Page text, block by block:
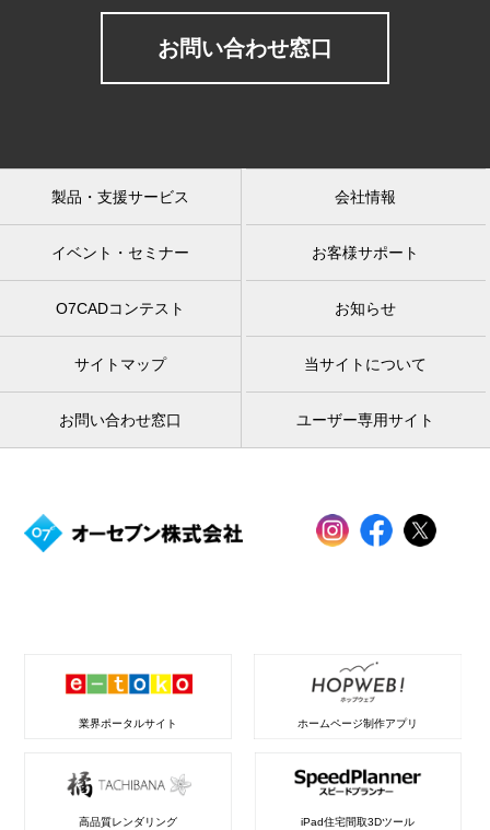
お問い合わせ窓口
製品・支援サービス 会社情報
イベント・セミナー お客様サポート
O7CADコンテスト お知らせ
サイトマップ 当サイトについて
お問い合わせ窓口 ユーザー専用サイト
業界ポータルサイト ホームページ制作アプリ
高品質レンダリング iPad住宅間取3Dツール